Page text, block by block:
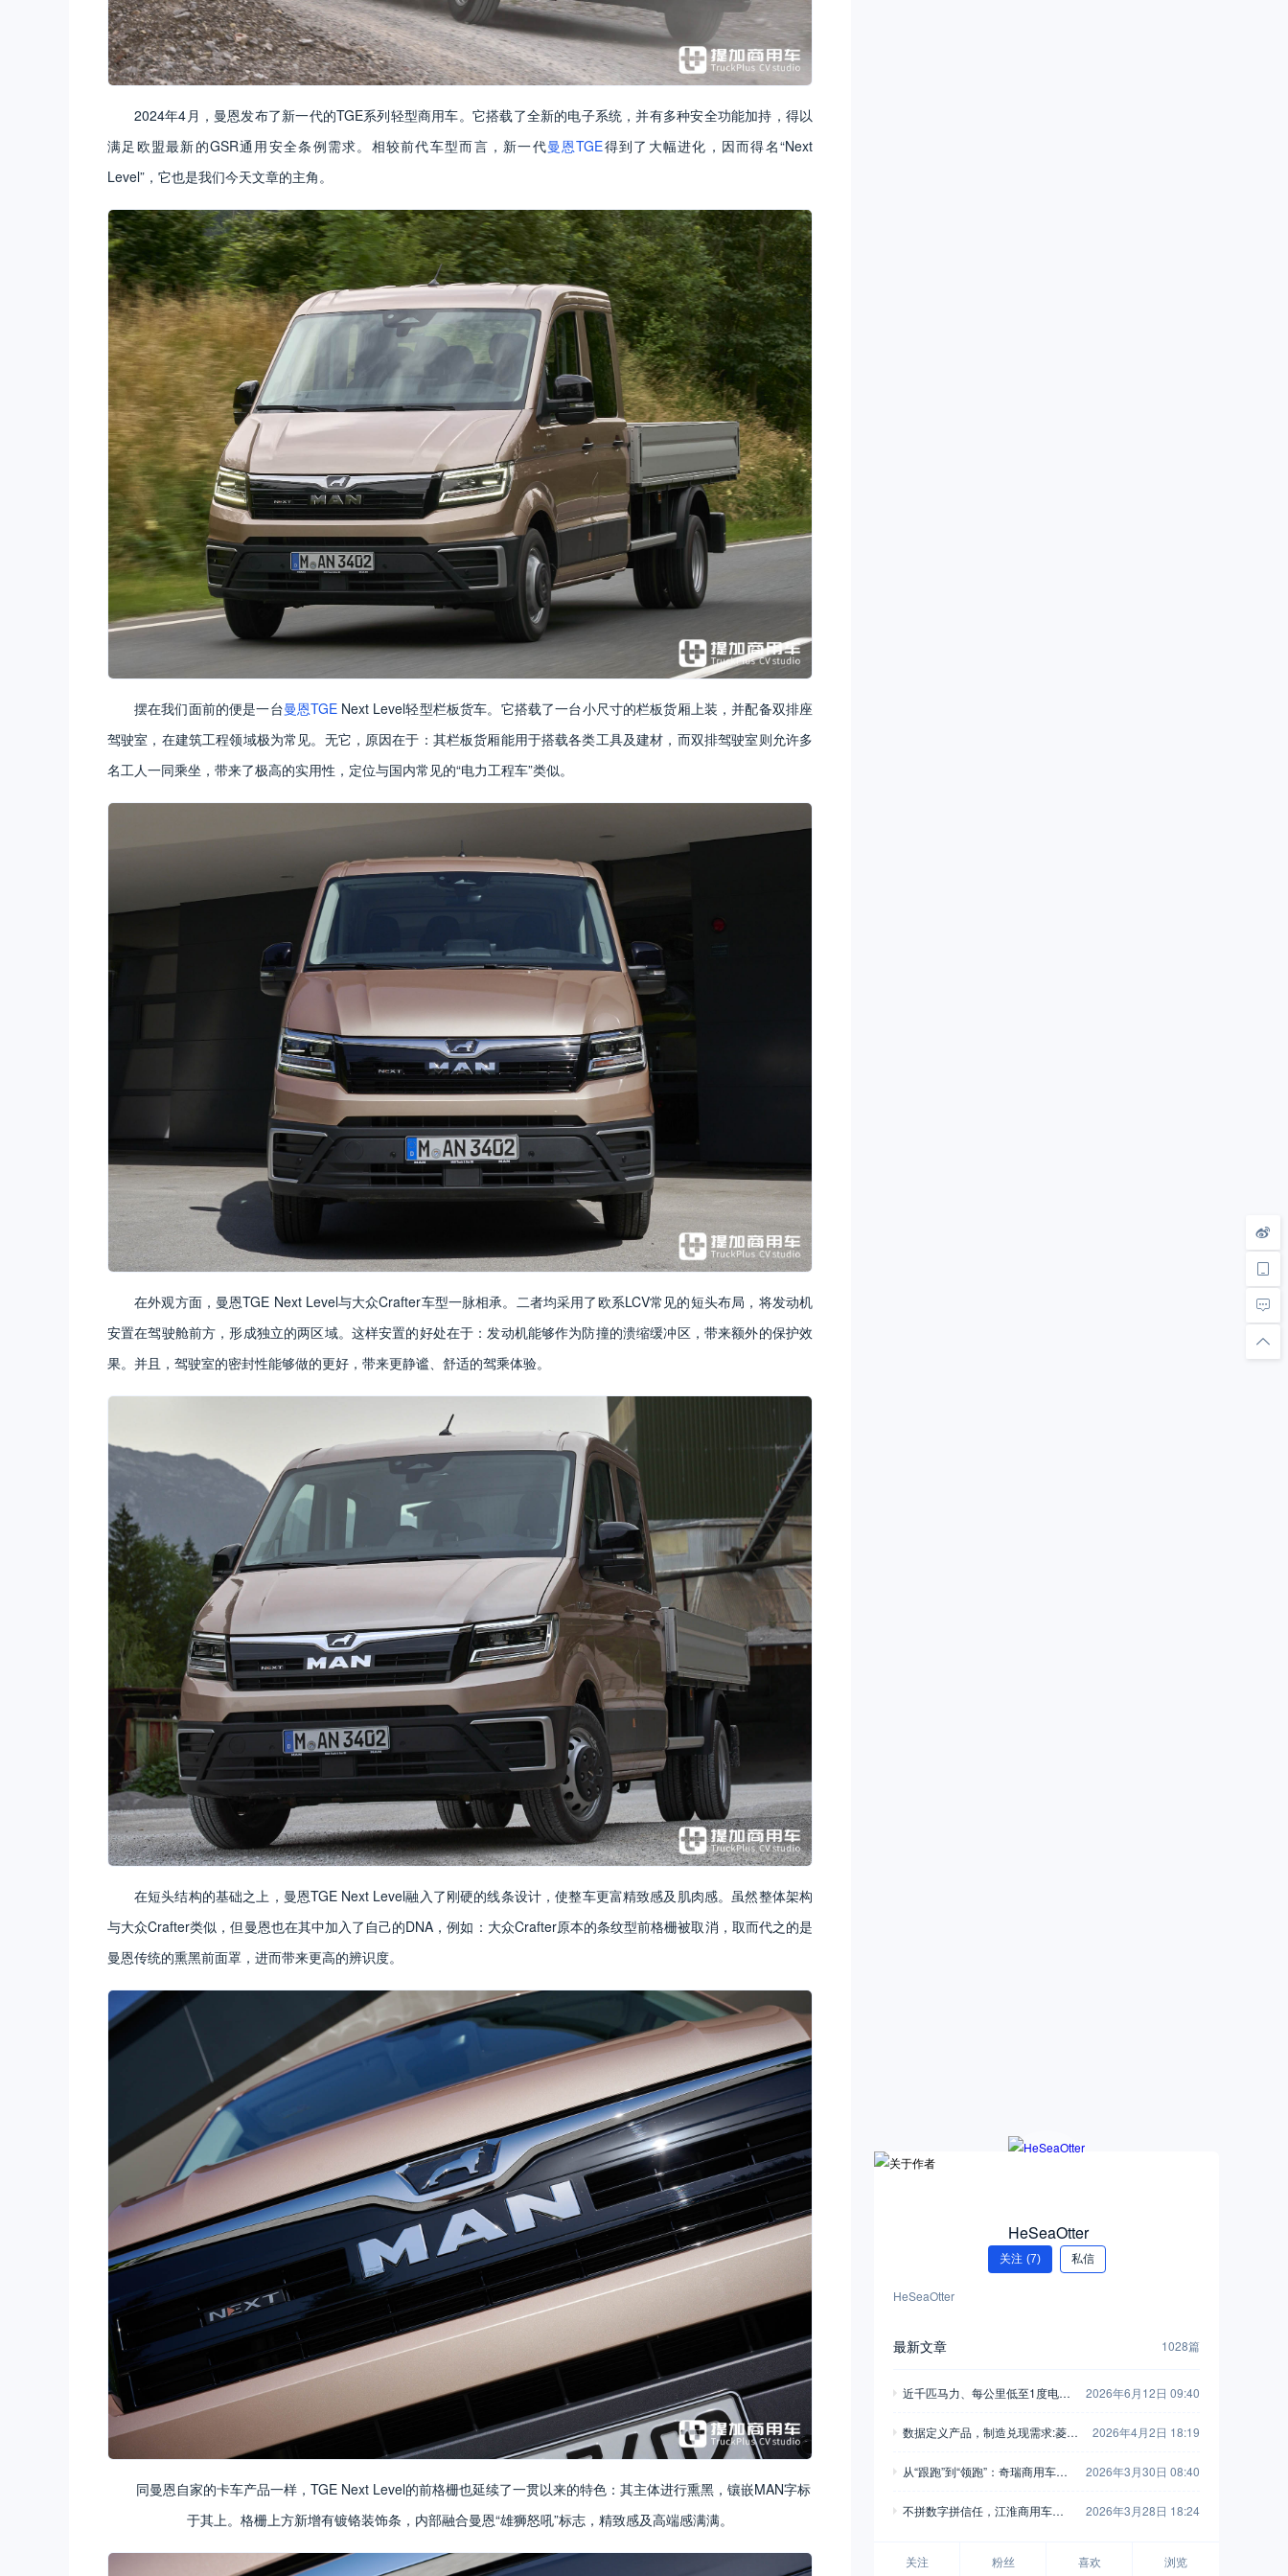
2024年4月，曼恩发布了新一代的TGE系列轻型商用车。它搭载了全新的电子系统，并有多种安全功能加持，得以
满足欧盟最新的GSR通用安全条例需求。相较前代车型而言，新一代曼恩TGE得到了大幅进化，因而得名“Next
Level”，它也是我们今天文章的主角。
摆在我们面前的便是一台曼恩TGE Next Level轻型栏板货车。它搭载了一台小尺寸的栏板货厢上装，并配备双排座
驾驶室，在建筑工程领域极为常见。无它，原因在于：其栏板货厢能用于搭载各类工具及建材，而双排驾驶室则允许多
名工人一同乘坐，带来了极高的实用性，定位与国内常见的“电力工程车”类似。
在外观方面，曼恩TGE Next Level与大众Crafter车型一脉相承。二者均采用了欧系LCV常见的短头布局，将发动机
安置在驾驶舱前方，形成独立的两区域。这样安置的好处在于：发动机能够作为防撞的溃缩缓冲区，带来额外的保护效
果。并且，驾驶室的密封性能够做的更好，带来更静谧、舒适的驾乘体验。
在短头结构的基础之上，曼恩TGE Next Level融入了刚硬的线条设计，使整车更富精致感及肌肉感。虽然整体架构
与大众Crafter类似，但曼恩也在其中加入了自己的DNA，例如：大众Crafter原本的条纹型前格栅被取消，取而代之的是
曼恩传统的熏黑前面罩，进而带来更高的辨识度。
同曼恩自家的卡车产品一样，TGE Next Level的前格栅也延续了一贯以来的特色：其主体进行熏黑，镶嵌MAN字标
于其上。格栅上方新增有镀铬装饰条，内部融合曼恩“雄狮怒吼”标志，精致感及高端感满满。
HeSeaOtter
关注 (7) 私信
HeSeaOtter
最新文章 1028篇
近千匹马力、每公里低至1度电！
2026年6月12日 09:40
数据定义产品，制造兑现需求:菱势
2026年4月2日 18:19
从“跟跑”到“领跑”：奇瑞商用车以F
2026年3月30日 08:40
不拼数字拼信任，江淮商用车用6
2026年3月28日 18:24
关注 粉丝 喜欢 浏览